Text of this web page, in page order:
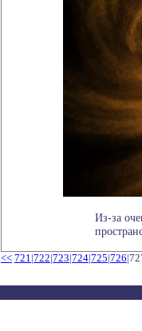
Из-за
<< 721|722|723|724|725|726